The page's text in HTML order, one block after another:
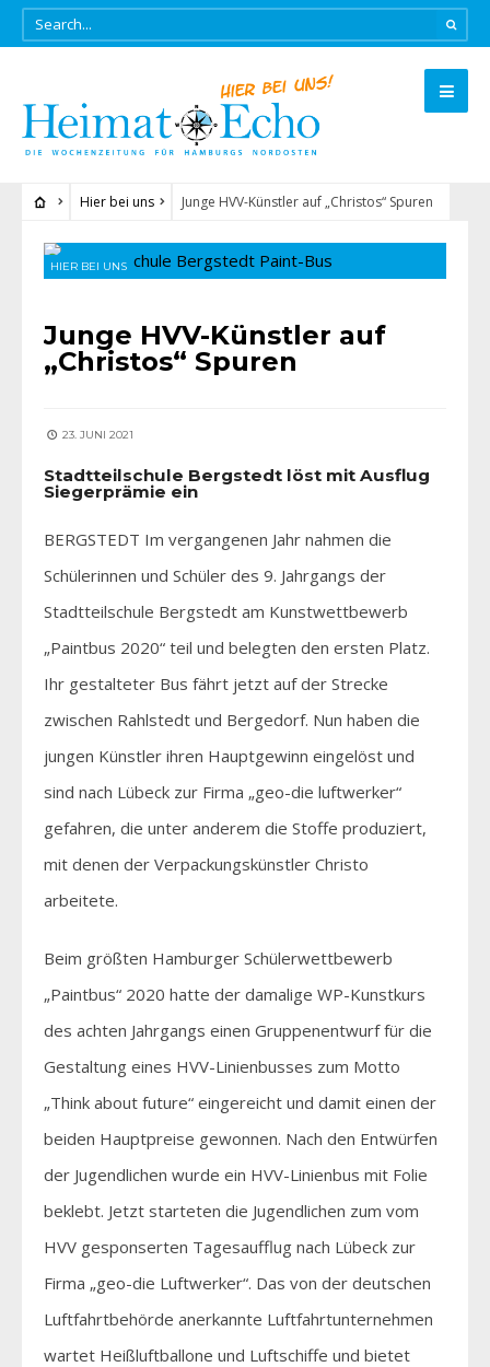
Hier bei uns Junge HVV-Künstler auf „Christos“ Spuren
HIER BEI UNS
Junge HVV-Künstler auf
„Christos“ Spuren
23. JUNI 2021
Stadtteilschule Bergstedt löst mit Ausflug
Siegerprämie ein
BERGSTEDT Im vergangenen Jahr nahmen die
Schülerinnen und Schüler des 9. Jahrgangs der
Stadtteilschule Bergstedt am Kunstwettbewerb
„Paintbus 2020“ teil und belegten den ersten Platz.
Ihr gestalteter Bus fährt jetzt auf der Strecke
zwischen Rahlstedt und Bergedorf. Nun haben die
jungen Künstler ihren Hauptgewinn eingelöst und
sind nach Lübeck zur Firma „geo-die luftwerker“
gefahren, die unter anderem die Stoffe produziert,
mit denen der Verpackungskünstler Christo
arbeitete.
Beim größten Hamburger Schülerwettbewerb
„Paintbus“ 2020 hatte der damalige WP-Kunstkurs
des achten Jahrgangs einen Gruppenentwurf für die
Gestaltung eines HVV-Linienbusses zum Motto
„Think about future“ eingereicht und damit einen der
beiden Hauptpreise gewonnen. Nach den Entwürfen
der Jugendlichen wurde ein HVV-Linienbus mit Folie
beklebt. Jetzt starteten die Jugendlichen zum vom
HVV gesponserten Tagesaufflug nach Lübeck zur
Firma „geo-die Luftwerker“. Das von der deutschen
Luftfahrtbehörde anerkannte Luftfahrtunternehmen
wartet Heißluftballone und Luftschiffe und bietet